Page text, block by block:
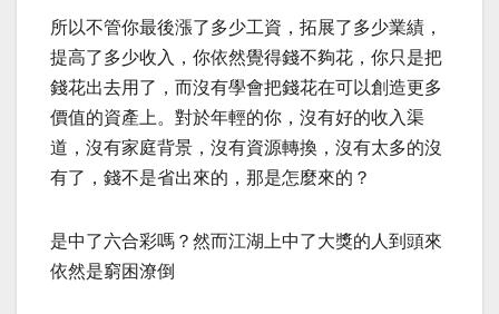
所以不管你最後漲了多少工資，拓展了多少業績，
提高了多少收入，你依然覺得錢不夠花，你只是把
錢花出去用了，而沒有學會把錢花在可以創造更多
價值的資產上。對於年輕的你，沒有好的收入渠
道，沒有家庭背景，沒有資源轉換，沒有太多的沒
有了，錢不是省出來的，那是怎麼來的？
是中了六合彩嗎？然而江湖上中了大獎的人到頭來
依然是窮困潦倒